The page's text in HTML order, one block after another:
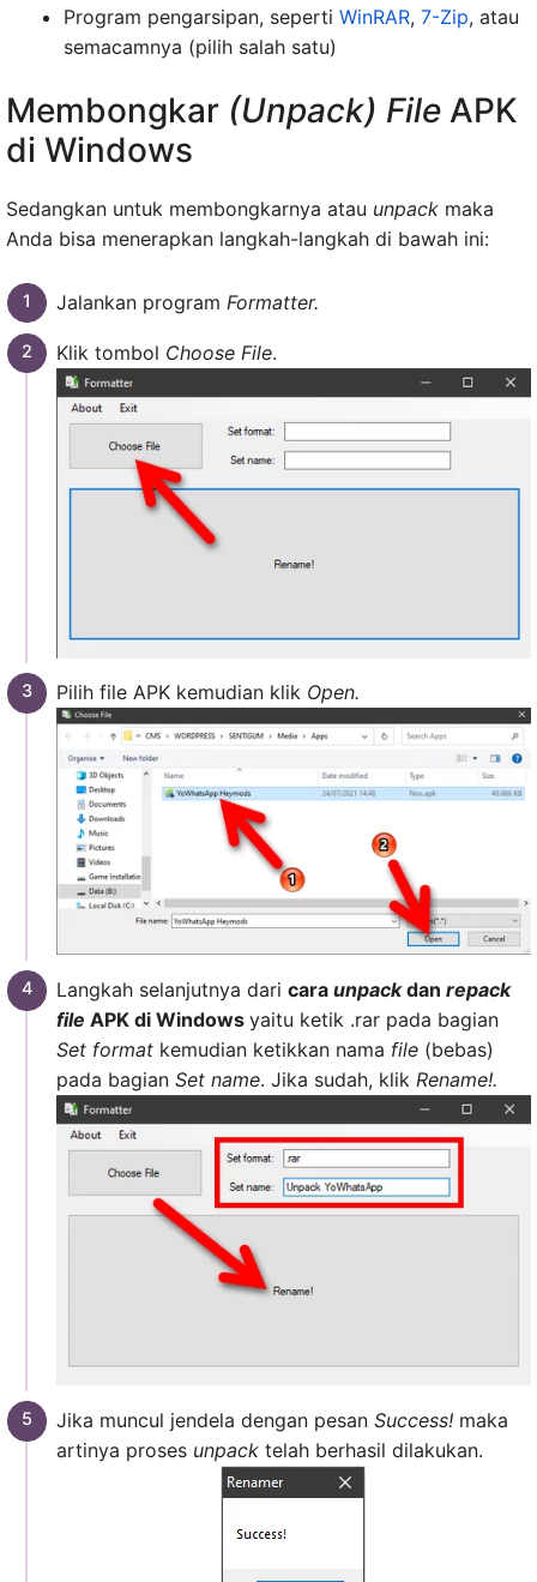
Program pengarsipan, seperti WinRAR, 7-Zip, atau
semacamnya (pilih salah satu)
Membongkar (Unpack) File APK
di Windows
Sedangkan untuk membongkarnya atau unpack maka
Anda bisa menerapkan langkah-langkah di bawah ini:
Jalankan program Formatter.
Klik tombol Choose File.
Pilih file APK kemudian klik Open.
Langkah selanjutnya dari cara unpackdan repack
file APK di Windows yaitu ketik .rar pada bagian
Set formatkemudian ketikkan nama file(bebas)
pada bagian Set name. Jika sudah, klik Rename!.
Jika muncul jendela dengan pesan Success!maka
artinya proses unpacktelah berhasil dilakukan.